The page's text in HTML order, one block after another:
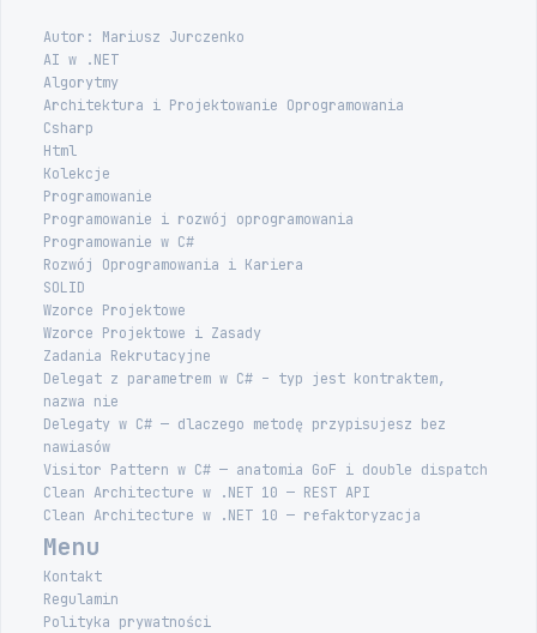
Autor: Mariusz Jurczenko
AI w .NET
Algorytmy
Architektura i Projektowanie Oprogramowania
Csharp
Html
Kolekcje
Programowanie
Programowanie i rozwój oprogramowania
Programowanie w C#
Rozwój Oprogramowania i Kariera
SOLID
Wzorce Projektowe
Wzorce Projektowe i Zasady
Zadania Rekrutacyjne
Delegat z parametrem w C# – typ jest kontraktem,
nazwa nie
Delegaty w C# — dlaczego metodę przypisujesz bez
nawiasów
Visitor Pattern w C# — anatomia GoF i double dispatch
Clean Architecture w .NET 10 — REST API
Clean Architecture w .NET 10 — refaktoryzacja
Menu
Kontakt
Regulamin
Polityka prywatności